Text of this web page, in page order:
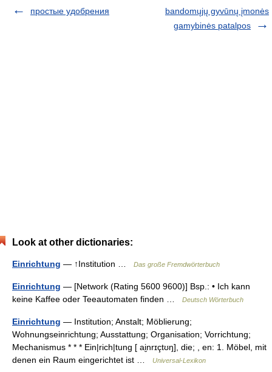
простые удобрения
bandomųjų gyvūnų įmonės
gamybinės patalpos
Look at other dictionaries:
Einrichtung — ↑Institution … Das große Fremdwörterbuch
Einrichtung — [Network (Rating 5600 9600)] Bsp.: • Ich kann
keine Kaffee oder Teeautomaten finden …
Deutsch Wörterbuch
Einrichtung — Institution; Anstalt; Möblierung;
Wohnungseinrichtung; Ausstattung; Organisation; Vorrichtung;
Mechanismus * * * Ein|rich|tung [ ai̮nrɪçtʊŋ], die; , en: 1. Möbel, mit
denen ein Raum eingerichtet ist …
Universal-Lexikon